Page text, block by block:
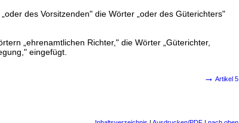
des Vorsitzenden" die Wörter „oder des Güterichters"
„ehrenamtlichen Richter," die Wörter „Güterichter,
eingefügt.
→ Artikel 5